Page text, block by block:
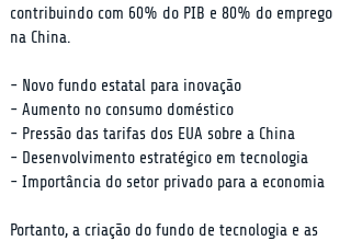
contribuindo com 60% do PIB e 80% do emprego
na China.
- Novo fundo estatal para inovação
- Aumento no consumo doméstico
- Pressão das tarifas dos EUA sobre a China
- Desenvolvimento estratégico em tecnologia
- Importância do setor privado para a economia
Portanto, a criação do fundo de tecnologia e as